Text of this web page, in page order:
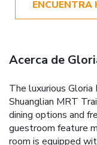
ENCUENTRA
Acerca de
The luxurious
Shuanglian MRT
dining options and
guestroom feature
room is equipped